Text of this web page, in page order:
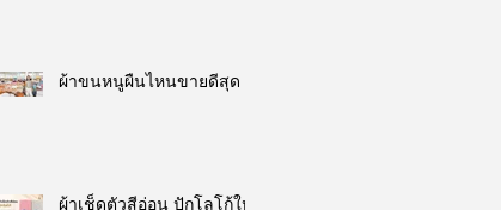
ผ้าขนหนูผืนไหนขายดีสุด
ผ้าเช็ดตัวสีอ่อน ปักโลโก้ให้